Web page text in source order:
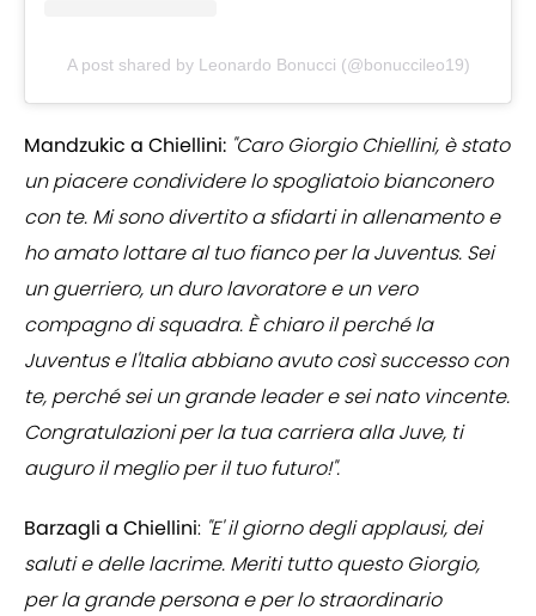
A post shared by Leonardo Bonucci (@bonuccileo19)
Mandzukic a Chiellini: "Caro Giorgio Chiellini, è stato
un piacere condividere lo spogliatoio bianconero
con te. Mi sono divertito a sfidarti in allenamento e
ho amato lottare al tuo fianco per la Juventus. Sei
un guerriero, un duro lavoratore e un vero
compagno di squadra. È chiaro il perché la
Juventus e l'Italia abbiano avuto così successo con
te, perché sei un grande leader e sei nato vincente.
Congratulazioni per la tua carriera alla Juve, ti
auguro il meglio per il tuo futuro!".
Barzagli a Chiellini: "E' il giorno degli applausi, dei
saluti e delle lacrime. Meriti tutto questo Giorgio,
per la grande persona e per lo straordinario